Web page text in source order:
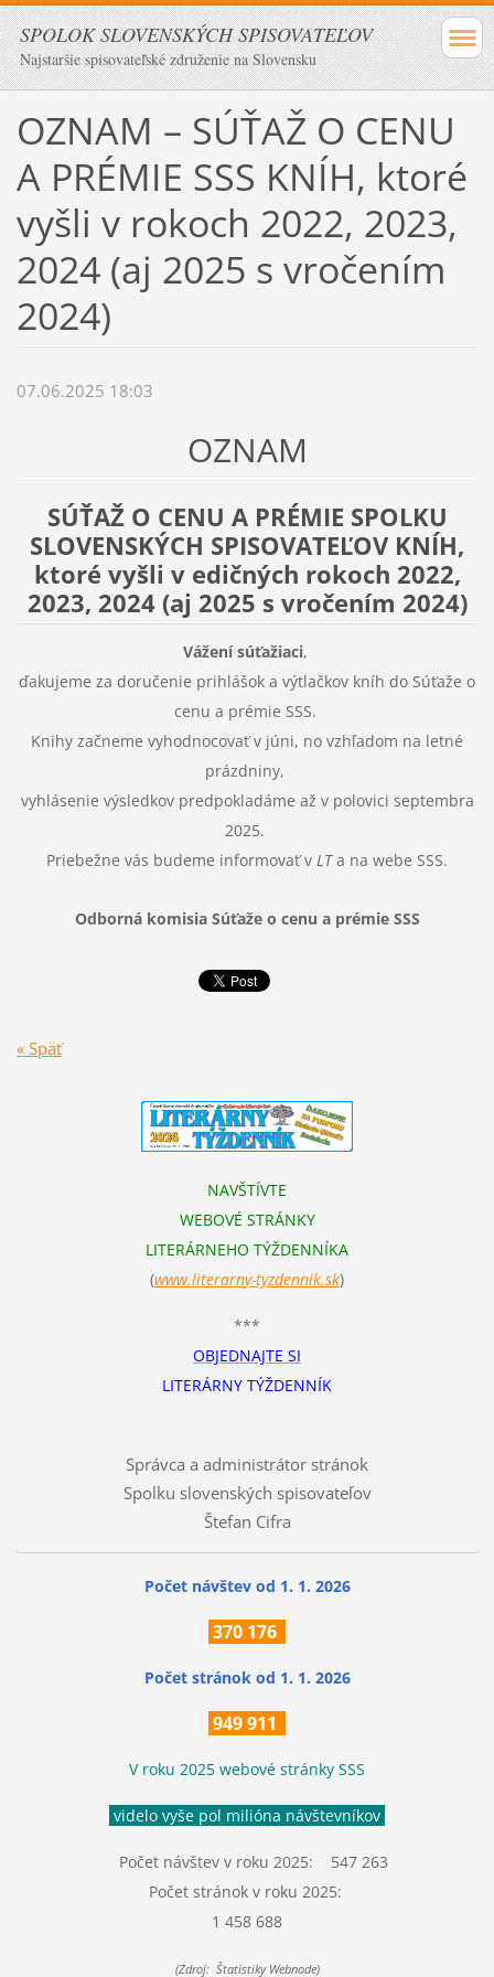
SPOLOK SLOVENSKÝCH SPISOVATEĽOV
Najstaršie spisovateľské združenie na Slovensku
OZNAM – SÚŤAŽ O CENU
A PRÉMIE SSS KNÍH, ktoré
vyšli v rokoch 2022, 2023,
2024 (aj 2025 s vročením
2024)
07.06.2025 18:03
OZNAM
SÚŤAŽ O CENU A PRÉMIE SPOLKU
SLOVENSKÝCH SPISOVATEĽOV KNÍH,
ktoré vyšli v edičných rokoch 2022,
2023, 2024 (aj 2025 s vročením 2024)
Vážení súťažiaci,
ďakujeme za doručenie prihlášok a výtlačkov kníh do Súťaže o
cenu a prémie SSS.
Knihy začneme vyhodnocovať v júni, no vzhľadom na letné
prázdniny,
vyhlásenie výsledkov predpokladáme až v polovici septembra
2025.
Priebežne vás budeme informovať v LTa na webe SSS.
Odborná komisia Súťaže o cenu a prémie SSS
« Späť
NAVŠTÍVTE
WEBOVÉ STRÁNKY
LITERÁRNEHO TÝŽDENNÍKA
(www.literarny-tyzdennik.sk)
***
OBJEDNAJTE SI
LITERÁRNY TÝŽDENNÍK
Správca a administrátor stránok
Spolku slovenských spisovateľov
Štefan Cifra
Počet návštev od 1. 1. 2026
370 176
Počet stránok od 1. 1. 2026
949 911
V roku 2025 webové stránky SSS
videlo vyše pol milióna návštevníkov
Počet návštev v roku 2025: 547 263
Počet stránok v roku 2025:
1 458 688
(Zdroj: Štatistiky Webnode)